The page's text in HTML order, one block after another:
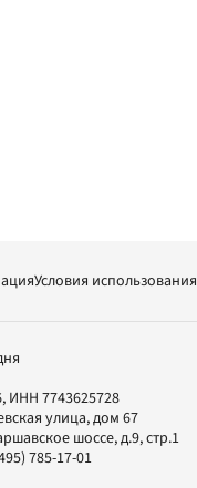
Условия использования
ИНН 7743625728
улица, дом 67
шоссе, д.9, стр.1
785-17-01